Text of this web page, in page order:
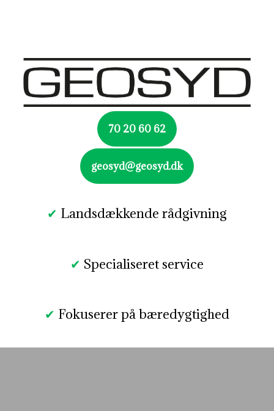
70 20 60 62
geosyd@geosyd.dk
✔ Landsdækkende rådgivning​
✔ Specialiseret service
✔ Fokuserer på bæredygtighed